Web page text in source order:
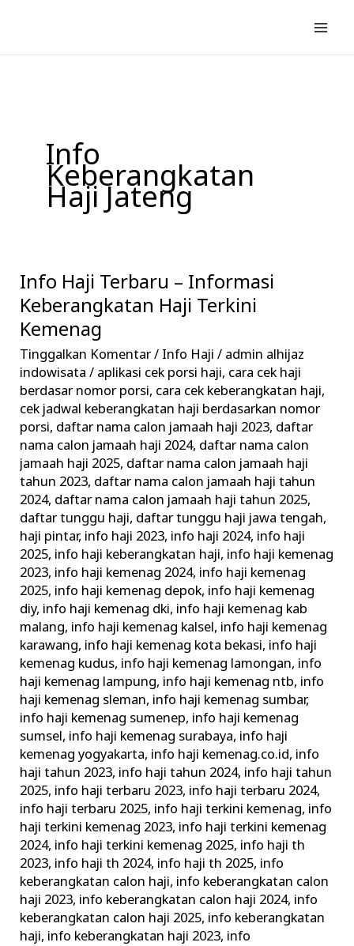
konten
Info
Keberangkatan
Haji Jateng
Info Haji Terbaru – Informasi
Keberangkatan Haji Terkini
Kemenag
Tinggalkan Komentar/ Info Haji / admin alhijaz
indowisata/ aplikasi cek porsi haji, cara cek haji
berdasar nomor porsi, cara cek keberangkatan haji,
cek jadwal keberangkatan haji berdasarkan nomor
porsi, daftar nama calon jamaah haji 2023, daftar
nama calon jamaah haji 2024, daftar nama calon
jamaah haji 2025, daftar nama calon jamaah haji
tahun 2023, daftar nama calon jamaah haji tahun
2024, daftar nama calon jamaah haji tahun 2025,
daftar tunggu haji, daftar tunggu haji jawa tengah,
haji pintar, info haji 2023, info haji 2024, info haji
2025, info haji keberangkatan haji, info haji kemenag
2023, info haji kemenag 2024, info haji kemenag
2025, info haji kemenag depok, info haji kemenag
diy, info haji kemenag dki, info haji kemenag kab
malang, info haji kemenag kalsel, info haji kemenag
karawang, info haji kemenag kota bekasi, info haji
kemenag kudus, info haji kemenag lamongan, info
haji kemenag lampung, info haji kemenag ntb, info
haji kemenag sleman, info haji kemenag sumbar,
info haji kemenag sumenep, info haji kemenag
sumsel, info haji kemenag surabaya, info haji
kemenag yogyakarta, info haji kemenag.co.id, info
haji tahun 2023, info haji tahun 2024, info haji tahun
2025, info haji terbaru 2023, info haji terbaru 2024,
info haji terbaru 2025, info haji terkini kemenag, info
haji terkini kemenag 2023, info haji terkini kemenag
2024, info haji terkini kemenag 2025, info haji th
2023, info haji th 2024, info haji th 2025, info
keberangkatan calon haji, info keberangkatan calon
haji 2023, info keberangkatan calon haji 2024, info
keberangkatan calon haji 2025, info keberangkatan
haji, info keberangkatan haji 2023, info
Info
Haji
Terbaru
–
Informasi
Keberangkatan
Haji
Terkini
Kemenag